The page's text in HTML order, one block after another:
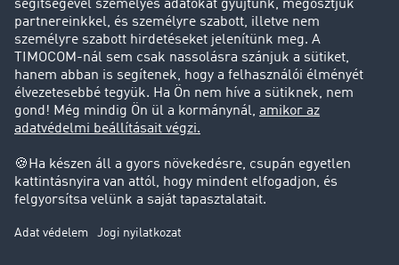
Ügyfél hoz ügyfelet
Jogi információk
Impresszum
Adatvédelem
süti-beállítások